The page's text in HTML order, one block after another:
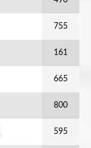
755
161
665
800
595